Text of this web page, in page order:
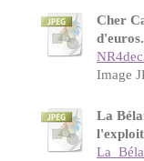
Cher
Image
La